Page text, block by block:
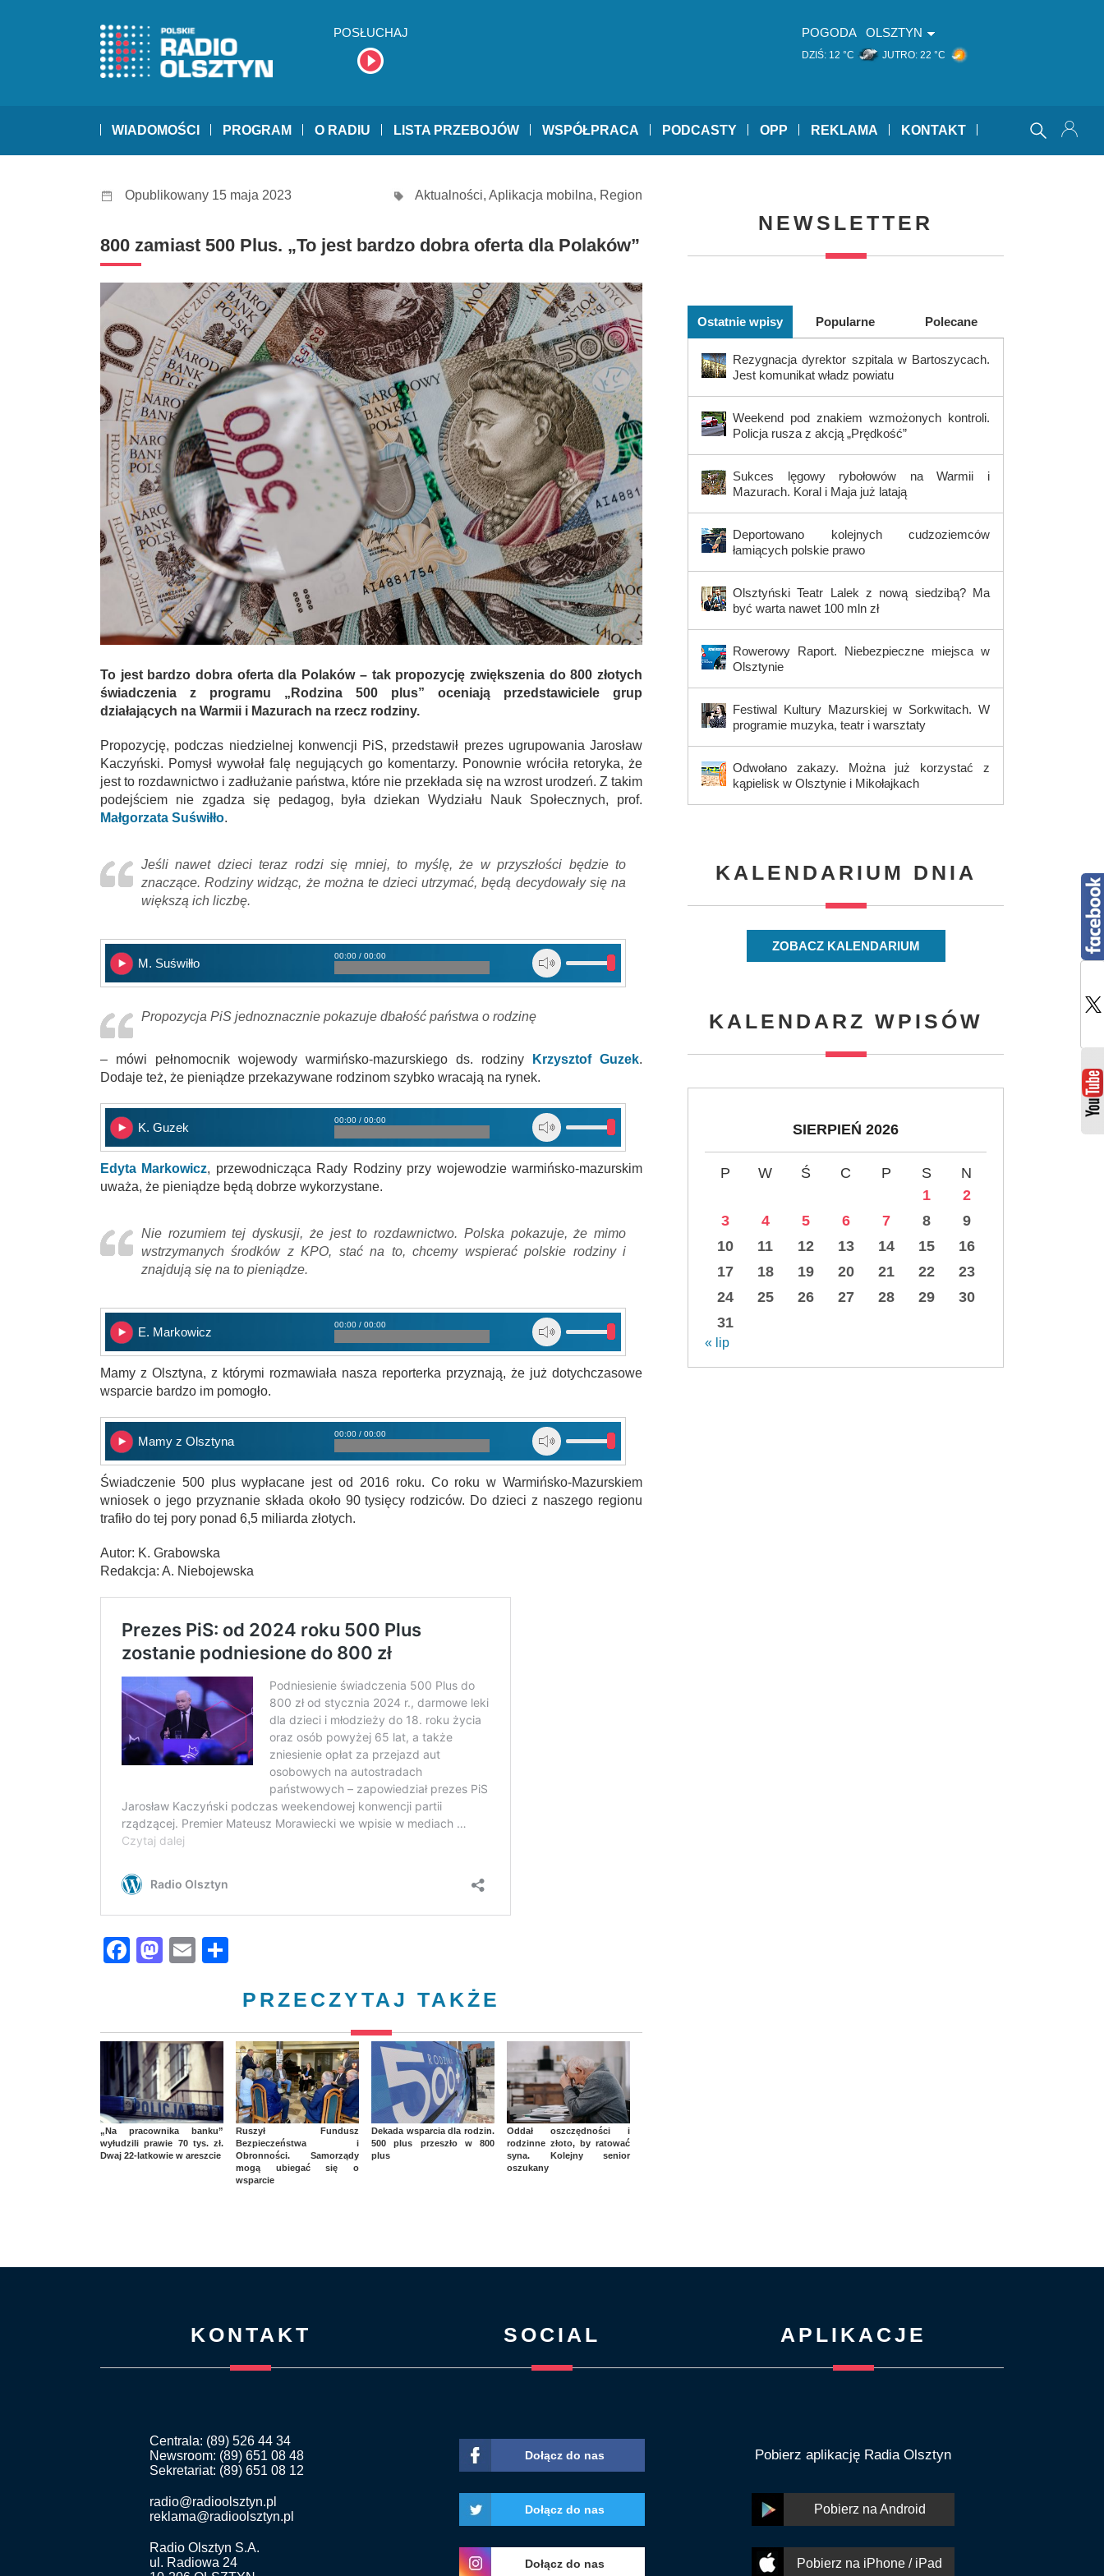
POSŁUCHAJ POGODA OLSZTYN
DZIŚ: 12 °C JUTRO: 22 °C
WIADOMOŚCI PROGRAM O RADIU LISTA PRZEBOJÓW WSPÓŁPRACA PODCASTY OPP REKLAMA KONTAKT
Opublikowany 15 maja 2023 Aktualności, Aplikacja mobilna, Region
800 zamiast 500 Plus. „To jest bardzo dobra oferta dla Polaków”
To jest bardzo dobra oferta dla Polaków – tak propozycję zwiększenia do 800 złotych
świadczenia z programu „Rodzina 500 plus” oceniają przedstawiciele grup
działających na Warmii i Mazurach na rzecz rodziny.
Propozycję, podczas niedzielnej konwencji PiS, przedstawił prezes ugrupowania Jarosław
Kaczyński. Pomysł wywołał falę negujących go komentarzy. Ponownie wróciła retoryka, że
jest to rozdawnictwo i zadłużanie państwa, które nie przekłada się na wzrost urodzeń. Z takim
podejściem nie zgadza się pedagog, była dziekan Wydziału Nauk Społecznych, prof.
Małgorzata Suświłło.
Jeśli nawet dzieci teraz rodzi się mniej, to myślę, że w przyszłości będzie to
znaczące. Rodziny widząc, że można te dzieci utrzymać, będą decydowały się na
większą ich liczbę.
M. Suświłło
00:00 / 00:00
Propozycja PiS jednoznacznie pokazuje dbałość państwa o rodzinę
– mówi pełnomocnik wojewody warmińsko-mazurskiego ds. rodziny Krzysztof Guzek.
Dodaje też, że pieniądze przekazywane rodzinom szybko wracają na rynek.
K. Guzek
00:00 / 00:00
Edyta Markowicz, przewodnicząca Rady Rodziny przy wojewodzie warmińsko-mazurskim
uważa, że pieniądze będą dobrze wykorzystane.
Nie rozumiem tej dyskusji, że jest to rozdawnictwo. Polska pokazuje, że mimo
wstrzymanych środków z KPO, stać na to, chcemy wspierać polskie rodziny i
znajdują się na to pieniądze.
E. Markowicz
00:00 / 00:00
Mamy z Olsztyna, z którymi rozmawiała nasza reporterka przyznają, że już dotychczasowe
wsparcie bardzo im pomogło.
Mamy z Olsztyna
00:00 / 00:00
Świadczenie 500 plus wypłacane jest od 2016 roku. Co roku w Warmińsko-Mazurskiem
wniosek o jego przyznanie składa około 90 tysięcy rodziców. Do dzieci z naszego regionu
trafiło do tej pory ponad 6,5 miliarda złotych.
Autor: K. Grabowska
Redakcja: A. Niebojewska
Facebook
Mastodon
Email
PRZECZYTAJ TAKŻE
„Na pracownika banku”
wyłudzili prawie 70 tys. zł.
Dwaj 22-latkowie w areszcie
Ruszył Fundusz
Bezpieczeństwa i
Obronności. Samorządy
mogą ubiegać się o
wsparcie
Dekada wsparcia dla rodzin.
500 plus przeszło w 800
plus
Oddał oszczędności i
rodzinne złoto, by ratować
syna. Kolejny senior
oszukany
NEWSLETTER
Ostatnie wpisy Popularne Polecane
Rezygnacja dyrektor szpitala w Bartoszycach.
Jest komunikat władz powiatu
Weekend pod znakiem wzmożonych kontroli.
Policja rusza z akcją „Prędkość”
Sukces lęgowy rybołowów na Warmii i
Mazurach. Koral i Maja już latają
Deportowano kolejnych cudzoziemców
łamiących polskie prawo
Olsztyński Teatr Lalek z nową siedzibą? Ma
być warta nawet 100 mln zł
Rowerowy Raport. Niebezpieczne miejsca w
Olsztynie
Festiwal Kultury Mazurskiej w Sorkwitach. W
programie muzyka, teatr i warsztaty
Odwołano zakazy. Można już korzystać z
kąpielisk w Olsztynie i Mikołajkach
KALENDARIUM DNIA
ZOBACZ KALENDARIUM
KALENDARZ WPISÓW
SIERPIEŃ 2026
P W Ś C P S
N
1
2
3
4 5 6 7 8
9
10
11 12 13 14 15
16
17
18 19 20 21 22
23
24
25 26 27 28 29
30
31
« lip
KONTAKT
Centrala: (89) 526 44 34
Newsroom: (89) 651 08 48
Sekretariat: (89) 651 08 12
radio@radioolsztyn.pl
reklama@radioolsztyn.pl
Radio Olsztyn S.A.
ul. Radiowa 24
SOCIAL
Dołącz do nas
Dołącz do nas
Dołącz do nas
APLIKACJE
Pobierz aplikację Radia Olsztyn
Pobierz na Android
Pobierz na iPhone / iPad